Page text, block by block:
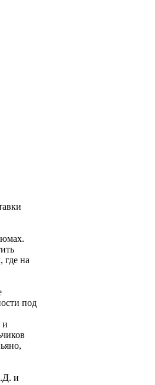
где на
под
и
и